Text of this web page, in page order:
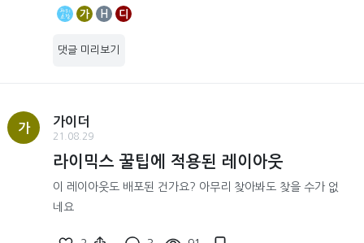
가 H 디
댓글 미리보기
가
가이더
21.08.29
라이믹스 꿀팁에 적용된 레이아웃
이 레이아웃도 배포된 건가요? 아무리 찾아봐도 찾을 수가 없
네요